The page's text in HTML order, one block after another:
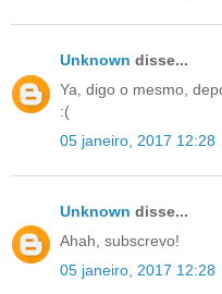
Unknown disse...
Ya, digo o mesmo,
:(
05 janeiro, 2017 12:28
Unknown disse...
Ahah, subscrevo!
05 janeiro, 2017 12:28